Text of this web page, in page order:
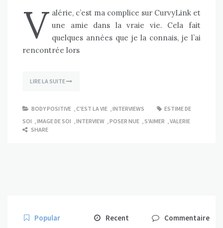
V alérie, c’est ma complice sur CurvyLink et
une amie dans la vraie vie. Cela fait
quelques années que je la connais, je l’ai
rencontrée lors
LIRE LA SUITE
BODY POSITIVE C'EST LA VIE INTERVIEWS
ESTIME DE
SOI
IMAGE DE SOI INTERVIEW POSER NUE S'AIMER
VALERIE
SHARE
Popular Recent Commentaire